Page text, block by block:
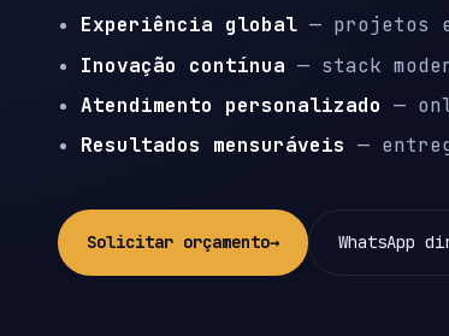
Experiência global — projetos
Inovação contínua — stack
Atendimento personalizado —
Resultados mensuráveis —
Solicitar orçamento→ WhatsApp